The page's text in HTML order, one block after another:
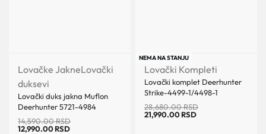
Lovačke JakneLovački
duksevi
Lovački duks jakna Muflon
Deerhunter 5721-4984
14,590.00RSD
12,990.00RSD
Uštedi 6,690.00 RSD
NEMA NA STANJU
Lovački Kompleti
Lovački komplet Deerhunter
Strike-4499-1/4498-1
28,680.00RSD
21,990.00RSD